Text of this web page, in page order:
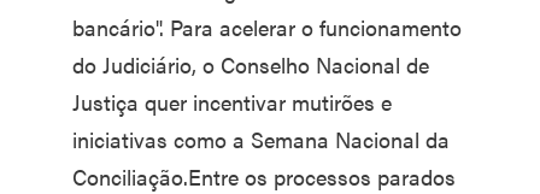
bancário". Para acelerar o funcionamento
do Judiciário, o Conselho Nacional de
Justiça quer incentivar mutirões e
iniciativas como a Semana Nacional da
Conciliação.Entre os processos parados